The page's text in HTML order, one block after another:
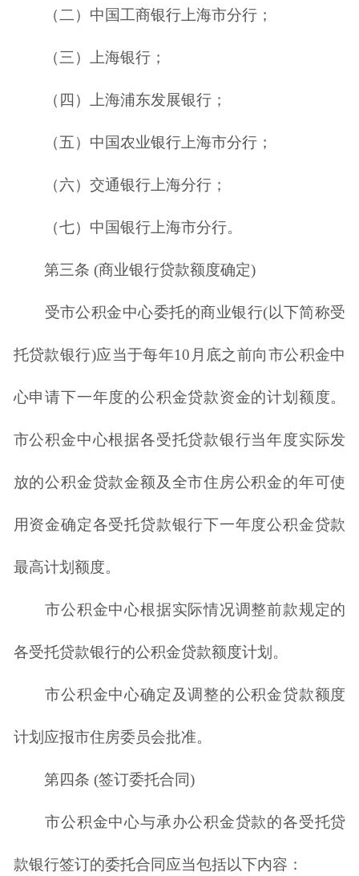
（二）中国工商银行上海市分行；
（三）上海银行；
（四）上海浦东发展银行；
（五）中国农业银行上海市分行；
（六）交通银行上海分行；
（七）中国银行上海市分行。
第三条 (商业银行贷款额度确定)
受市公积金中心委托的商业银行(以下简称受
托贷款银行)应当于每年10月底之前向市公积金中
心申请下一年度的公积金贷款资金的计划额度。
市公积金中心根据各受托贷款银行当年度实际发
放的公积金贷款金额及全市住房公积金的年可使
用资金确定各受托贷款银行下一年度公积金贷款
最高计划额度。
市公积金中心根据实际情况调整前款规定的
各受托贷款银行的公积金贷款额度计划。
市公积金中心确定及调整的公积金贷款额度
计划应报市住房委员会批准。
第四条 (签订委托合同)
市公积金中心与承办公积金贷款的各受托贷
款银行签订的委托合同应当包括以下内容：